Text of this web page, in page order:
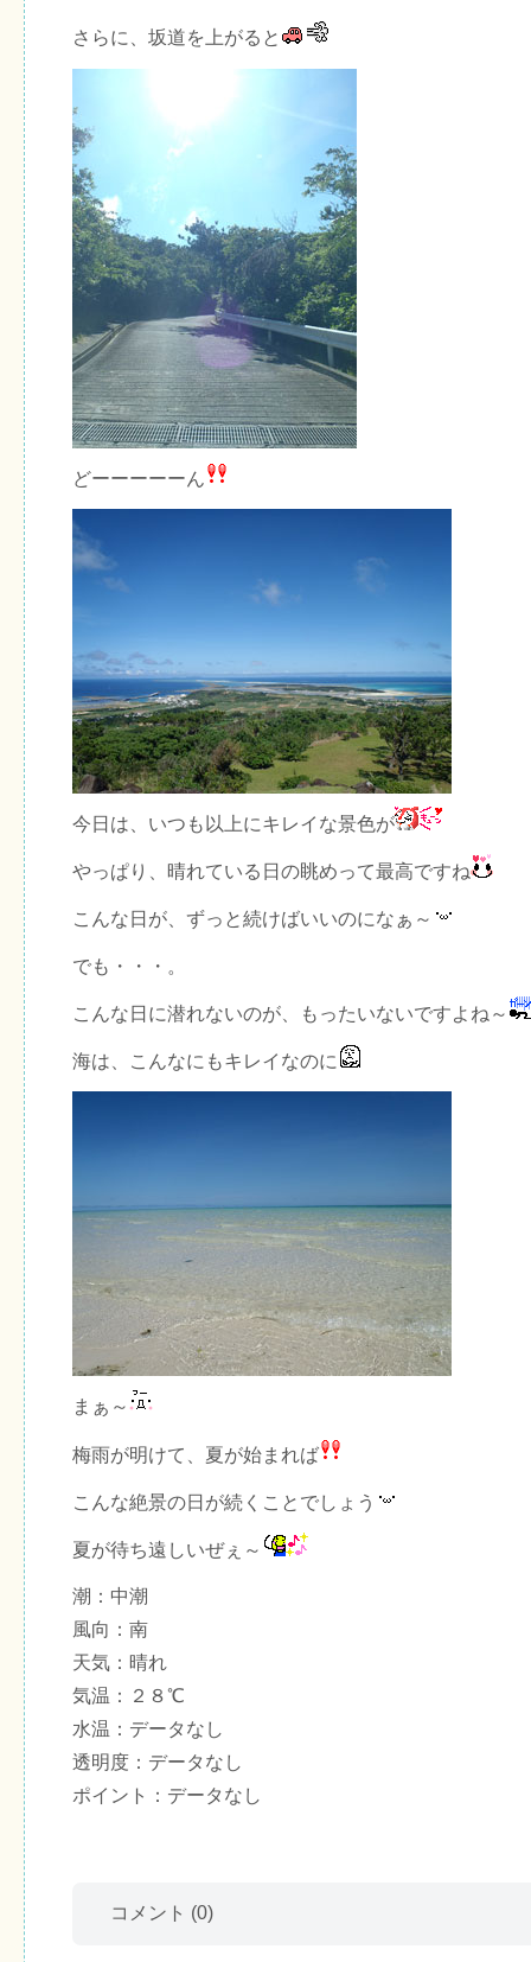
さらに、坂道を上がると
どーーーーーん
今日は、いつも以上にキレイな景色が
やっぱり、晴れている日の眺めって最高ですね
こんな日が、ずっと続けばいいのになぁ～
でも・・・。
こんな日に潜れないのが、もったいないですよね～
海は、こんなにもキレイなのに
まぁ～
梅雨が明けて、夏が始まれば
こんな絶景の日が続くことでしょう
夏が待ち遠しいぜぇ～
潮：中潮
風向：南
天気：晴れ
気温：２８℃
水温：データなし
透明度：データなし
ポイント：データなし
コメント (0)